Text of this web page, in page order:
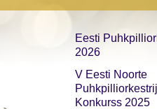
Eesti
2026
V Eesti Noorte
Konkurss 2025